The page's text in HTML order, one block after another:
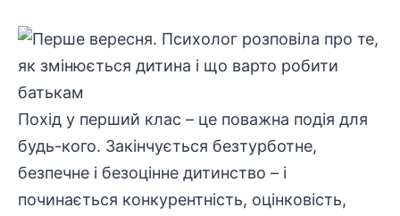
Похід у перший клас – це поважна подія для
будь-кого. Закінчується безтурботне,
безпечне і безоцінне дитинство – і
починається конкурентність, оцінковість,